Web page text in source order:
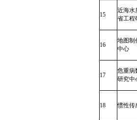
15
近海水
省工程
16
地图制
中心
17
危重病
研究中
18 惯性传